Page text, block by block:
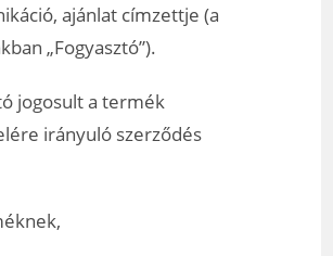
ajánlat címzettje (a
„Fogyasztó”).
jogosult a termék
irányuló szerződés